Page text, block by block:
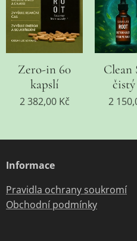
Zero-in 60
kapslí
2 382,00Kč
Clean
2
Informace
Pravidla ochrany soukromí
Obchodní podmínky